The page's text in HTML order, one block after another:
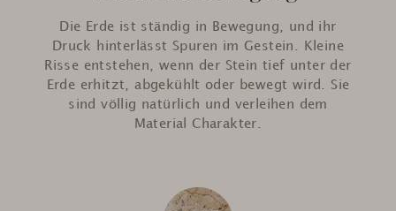
Die Erde ist ständig in Bewegung, und ihr
Druck hinterlässt Spuren im Gestein. Kleine
Risse entstehen, wenn der Stein tief unter der
Erde erhitzt, abgekühlt oder bewegt wird. Sie
sind völlig natürlich und verleihen dem
Material Charakter.